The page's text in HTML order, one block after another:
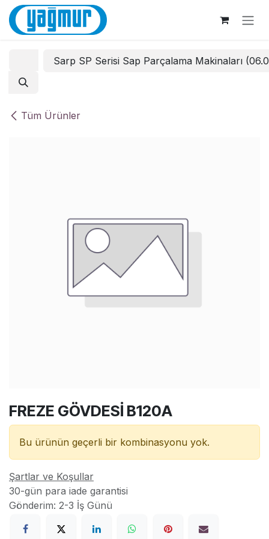
İçereği Atla
Tüm Ürünler
Sarp SP Serisi Sap Parçalama Makinaları
FREZE GÖVDESİ B120A
Bu ürünün geçerli bir kombinasyonu yok.
Şartlar ve Koşullar
30-gün para iade garantisi
Gönderim: 2-3 İş Günü